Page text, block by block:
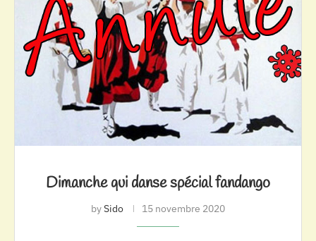
Dimanche qui danse spécial fandango
bySido 15 novembre 2020